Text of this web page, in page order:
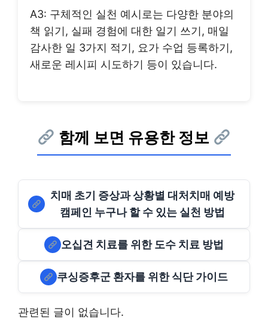
A3: 구체적인 실천 예시로는 다양한 분야의
책 읽기, 실패 경험에 대한 일기 쓰기, 매일
감사한 일 3가지 적기, 요가 수업 등록하기,
새로운 레시피 시도하기 등이 있습니다.
함께 보면 유용한 정보
치매 초기 증상과 상황별 대처치매 예방
캠페인 누구나 할 수 있는 실천 방법
오십견 치료를 위한 도수 치료 방법
쿠싱증후군 환자를 위한 식단 가이드
관련된 글이 없습니다.